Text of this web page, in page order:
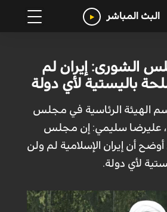
البث المباشر
الشورى: إيران لم
باليستية لأي دولة
الهيئة الرئاسية في مجلس
عليرضا سليمي: إن مجلس
أوضح أن إيران الإسلامية لم ولن
لأي دولة.